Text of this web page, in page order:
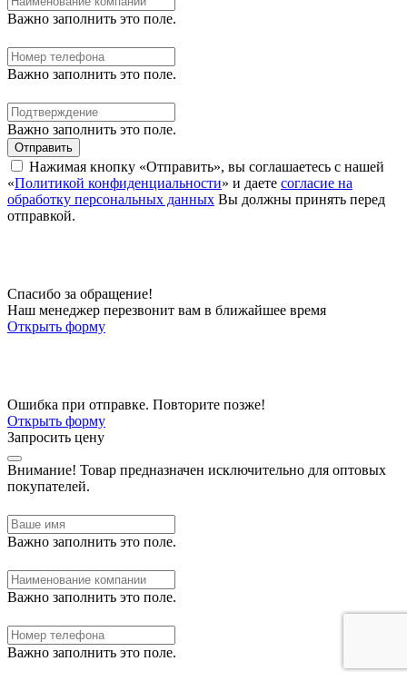
Важно заполнить это поле.
Важно заполнить это поле.
Важно заполнить это поле.
Отправить
Нажимая кнопку «Отправить», вы соглашаетесь с нашей
«Политикой конфиденциальности» и даете согласие на
обработку персональных данных Вы должны принять перед
отправкой.
Спасибо за обращение!
Наш менеджер перезвонит вам в ближайшее время
Открыть форму
Ошибка при отправке. Повторите позже!
Открыть форму
Запросить цену
Внимание! Товар предназначен исключительно для оптовых
покупателей.
Важно заполнить это поле.
Важно заполнить это поле.
Важно заполнить это поле.